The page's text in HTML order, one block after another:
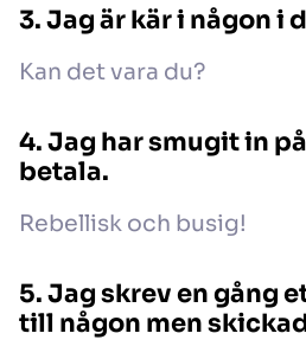
3. Jag är kär i någon i
Kan det vara du?
4. Jag har smugit in
betala.
Rebellisk och busig!
5. Jag skrev en gång
till någon men